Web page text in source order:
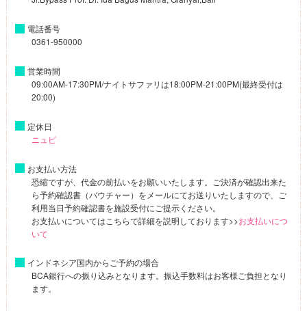
電話番号
0361-950000
営業時間
09:00AM-17:30PM/ナイトサファリは18:00PM-21:00PM(最終受付は
20:00)
定休日
ニュピ
お支払い方法
恐縮ですが、代金の前払いをお願いいたします。ご決済が確認出来た
ら予約確認書（バウチャー）をメールにてお送りいたしますので、ご
利用当日予約確認書を施設受付にご提示ください。
お支払いについてはこちらで詳細を説明しております>>お支払いにつ
いて
インドネシア国内からご予約の場合
BCA銀行への振り込みとなります。振込手数料はお客様ご負担となり
ます。